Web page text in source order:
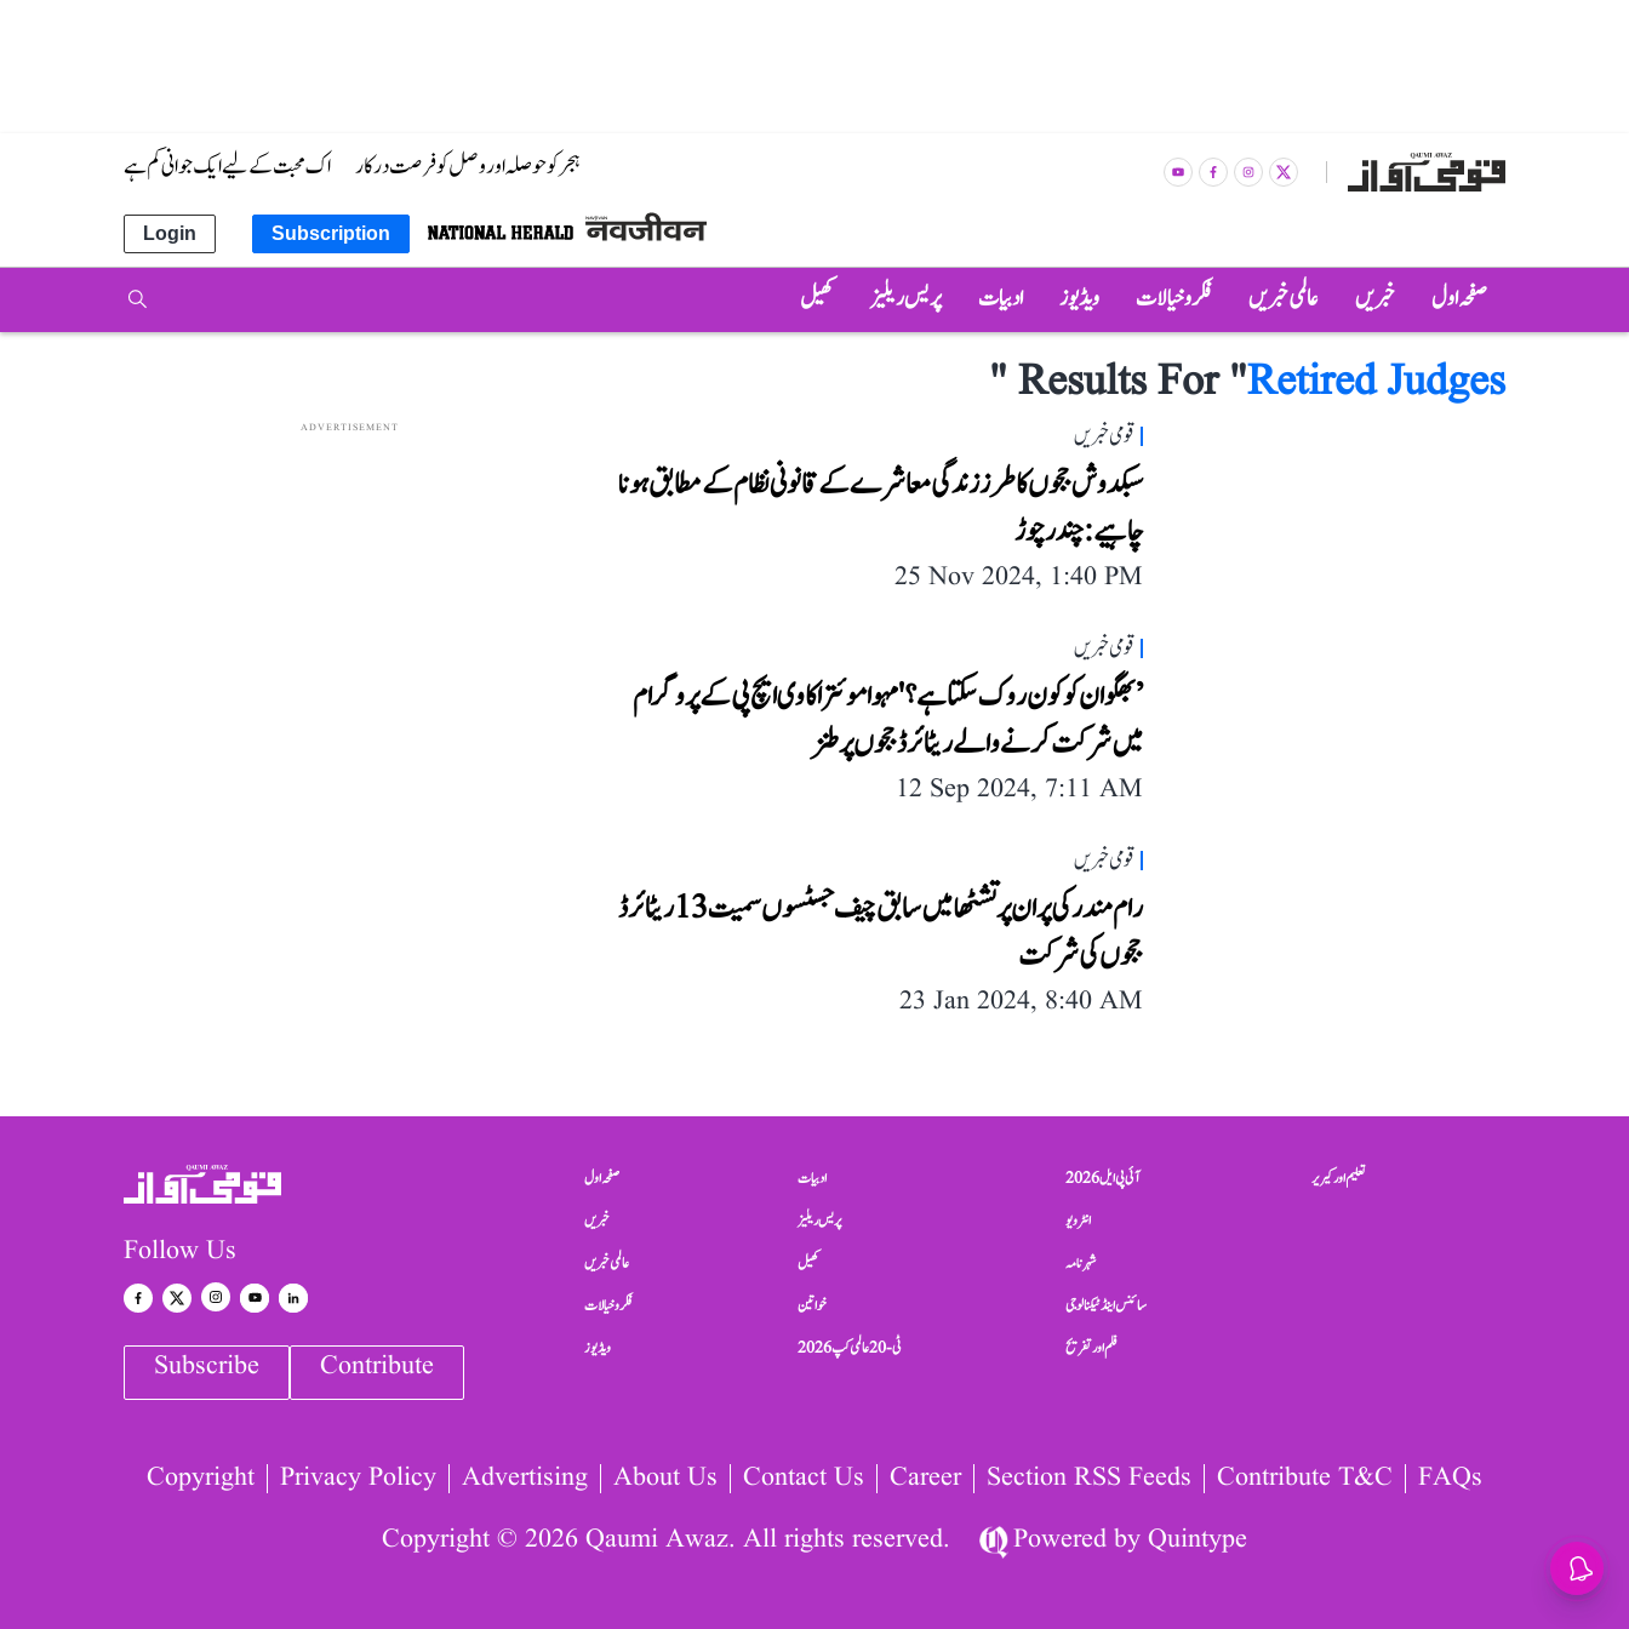
ہجر کو حوصلہ اور وصل کو فرصت درکار اک محبت کے لیے ایک جوانی کم ہے
Subscription
Login
صفحہ اول خبریں عالمی خبریں فکر و خیالات ویڈیوز ادبیات پریس ریلیز کھیل
Results For "Retired Judges
"
قومی خبریں
سبکدوش ججوں کا طرز زندگی معاشرے کے قانونی نظام کے مطابق ہونا
چاہیے: چندرچوڑ
25 Nov 2024, 1:40 PM
قومی خبریں
’بھگوان کو کون روک سکتا ہے؟' مہوا موئترا کا وی ایچ پی کے پروگرام
میں شرکت کرنے والے ریٹائرڈ ججوں پر طنز
12 Sep 2024, 7:11 AM
قومی خبریں
رام مندر کی پران پرتشٹھا میں سابق چیف جسٹسوں سمیت 13 ریٹائرڈ
ججوں کی شرکت
23 Jan 2024, 8:40 AM
ADVERTISEMENT
Follow Us
Subscribe Contribute
صفحہ اول
خبریں
عالمی خبریں
فکر و خیالات
ویڈیوز
ادبیات
پریس ریلیز
کھیل
خواتین
ٹی-20 عالمی کپ 2026
آئی پی ایل 2026
انٹرویو
شہرنامہ
سائنس اینڈ ٹیکنالوجی
فلم اور تفریح
تعلیم اور کیریر
Copyright Privacy Policy Advertising About Us Contact Us Career Section RSS Feeds Contribute T&C
FAQs
Copyright © 2026 Qaumi Awaz. All rights reserved.
Powered byQuintype